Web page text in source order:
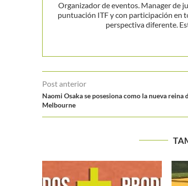
Organizador de eventos. Manager de
puntuación ITF y con participación en
perspectiva diferente.
Post anterior
Naomi Osaka se posesiona como la nueva reina
Melbourne